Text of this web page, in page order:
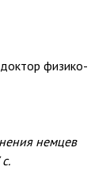
физико-
немцев